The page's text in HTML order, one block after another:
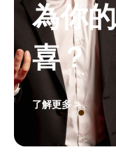
為你
喜？
了解更多 >